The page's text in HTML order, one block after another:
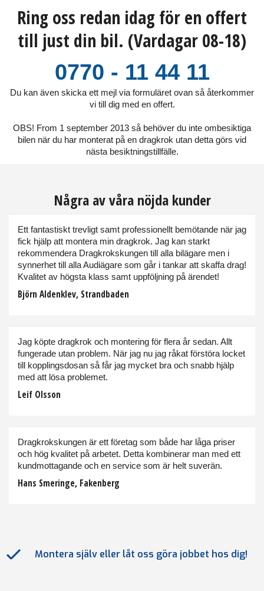
Ring oss redan idag för en offert
till just din bil. (Vardagar 08-18)
0770 - 11 44 11
Du kan även skicka ett mejl via formuläret ovan så återkommer
vi till dig med en offert.
OBS! From 1 september 2013 så behöver du inte ombesiktiga
bilen när du har monterat på en dragkrok utan detta görs vid
nästa besiktningstillfälle.
Några av våra nöjda kunder
Ett fantastiskt trevligt samt professionellt bemötande när jag
fick hjälp att montera min dragkrok. Jag kan starkt
rekommendera Dragkrokskungen till alla bilägare men i
synnerhet till alla Audiägare som går i tankar att skaffa drag!
Kvalitet av högsta klass samt uppföljning på ärendet!
Björn Aldenklev, Strandbaden
Jag köpte dragkrok och montering för flera år sedan. Allt
fungerade utan problem. När jag nu jag råkat förstöra locket
till kopplingsdosan så får jag mycket bra och snabb hjälp
med att lösa problemet.
Leif Olsson
Dragkrokskungen är ett företag som både har låga priser
och hög kvalitet på arbetet. Detta kombinerar man med ett
kundmottagande och en service som är helt suverän.
Hans Smeringe, Fakenberg
Montera själv eller låt oss göra jobbet hos dig!